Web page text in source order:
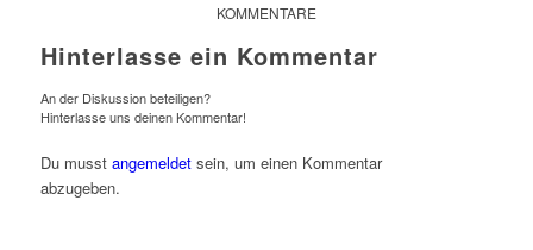
KOMMENTARE
Hinterlasse ein Kommentar
An der Diskussion beteiligen?
Hinterlasse uns deinen Kommentar!
Du musst angemeldetsein, um einen Kommentar
abzugeben.